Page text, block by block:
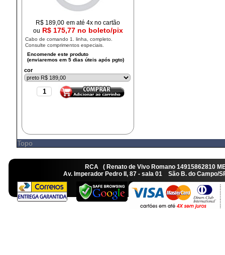
R$ 189,00 em até 4x no cartão
ou R$ 175,77 no boleto/pix
Cabo de comando 1. linha, completo.
Consulte comprimentos especiais.
cor
Topo
RCA ( Renato de Vivo Romano
Av. Imperador Pedro II, 87 - sala 01 São B. do